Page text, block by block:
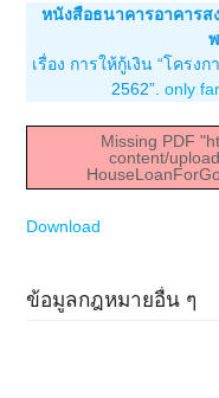
หนังสือธนาคารอาคารส
เรื่อง การให้กู้เงิน “โครง
2562”. only
Missing PDF
content/
Download
ข้อมูลกฎหมายอื่น ๆ